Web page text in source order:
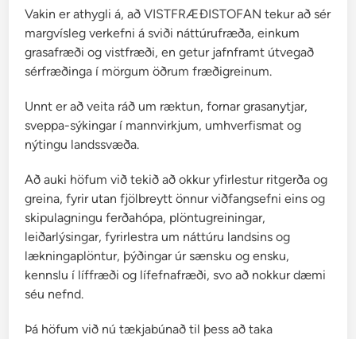
Vakin er athygli á, að VISTFRÆÐISTOFAN tekur að sér
margvísleg verkefni á sviði náttúrufræða, einkum
grasafræði og vistfræði, en getur jafnframt útvegað
sérfræðinga í mörgum öðrum fræðigreinum.
Unnt er að veita ráð um ræktun, fornar grasanytjar,
sveppa-sýkingar í mannvirkjum, umhverfismat og
nýtingu landssvæða.
Að auki höfum við tekið að okkur yfirlestur ritgerða og
greina, fyrir utan fjölbreytt önnur viðfangsefni eins og
skipulagningu ferðahópa, plöntugreiningar,
leiðarlýsingar, fyrirlestra um náttúru landsins og
lækningaplöntur, þýðingar úr sænsku og ensku,
kennslu í líffræði og lífefnafræði, svo að nokkur dæmi
séu nefnd.
Þá höfum við nú tækjabúnað til þess að taka